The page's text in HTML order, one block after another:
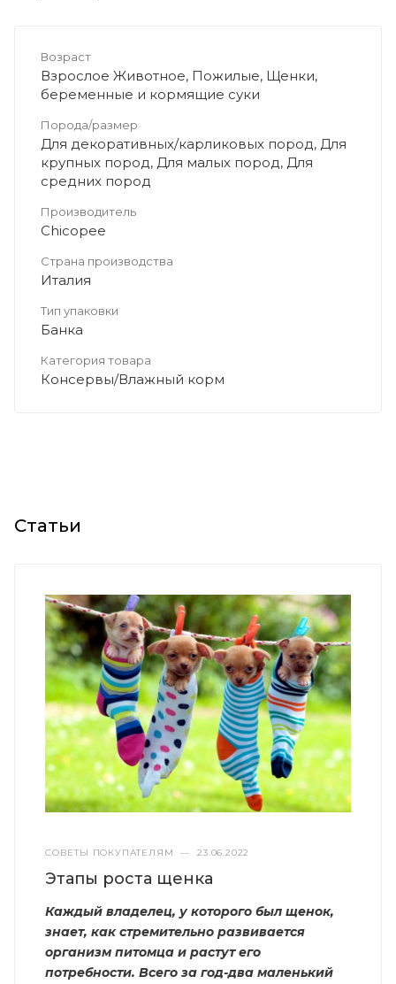
Возраст
Взрослое Животное, Пожилые, Щенки,
беременные и кормящие суки
Порода/размер
Для декоративных/карликовых пород, Для
крупных пород, Для малых пород, Для
средних пород
Производитель
Chicopee
Страна производства
Италия
Тип упаковки
Банка
Категория товара
Консервы/Влажный корм
Статьи
СОВЕТЫ ПОКУПАТЕЛЯМ — 23.06.2022
Этапы роста щенка
Каждый владелец, у которого был щенок,
знает, как стремительно развивается
организм питомца и растут его
потребности. Всего за год-два маленький